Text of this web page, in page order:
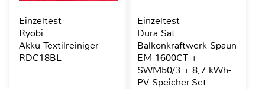
Einzeltest
Ryobi
Akku-Textilreiniger
RDC18BL
Einzeltest
Dura Sat
Balkonkraftwerk Spaun
EM 1600CT +
SWM50/3 + 8,7 kWh-
PV-Speicher-Set